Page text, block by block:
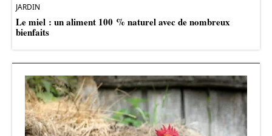
JARDIN
Le miel : un aliment 100 % naturel avec de nombreux
bienfaits